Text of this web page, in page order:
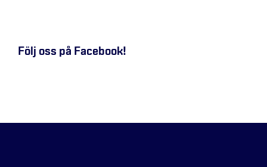
Följ oss på Facebook!